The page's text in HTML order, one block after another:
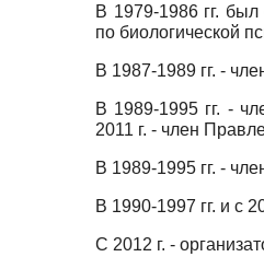
В 1979-1986 гг.
по биологической
В 1987-1989 гг. -
В 1989-1995 гг. -
2011 г. - член
В 1989-1995 гг. -
В 1990-1997 гг. и с
С 2012 г. -